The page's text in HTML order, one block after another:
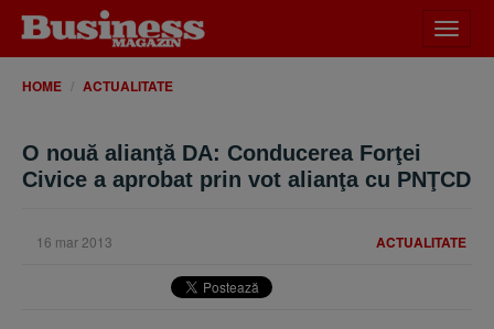
meniu
HOME ACTUALITATE
O nouă alianţă DA: Conducerea Forţei
Civice a aprobat prin vot alianţa cu PNŢCD
ACTUALITATE
16 mar 2013